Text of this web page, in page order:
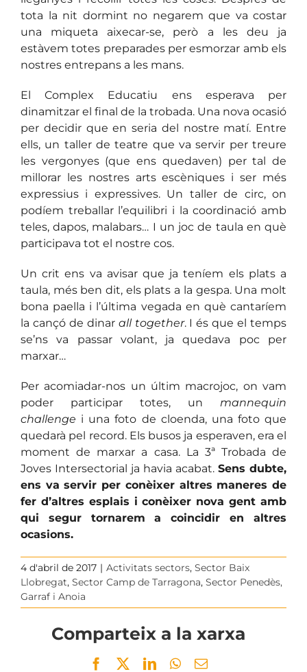
tota la nit dormint no negarem que va costar
una miqueta aixecar-se, però a les deu ja
estàvem totes preparades per esmorzar amb els
nostres entrepans a les mans.
El Complex Educatiu ens esperava per
dinamitzar el final de la trobada. Una nova ocasió
per decidir que en seria del nostre matí. Entre
ells, un taller de teatre que va servir per treure
les vergonyes (que ens quedaven) per tal de
millorar les nostres arts escèniques i ser més
expressius i expressives. Un taller de circ, on
podíem treballar l’equilibri i la coordinació amb
teles, dapos, malabars… I un joc de taula en què
participava tot el nostre cos.
Un crit ens va avisar que ja teníem els plats a
taula, més ben dit, els plats a la gespa. Una molt
bona paella i l’última vegada en què cantaríem
la cançó de dinar all together. I és que el temps
se’ns va passar volant, ja quedava poc per
marxar…
Per acomiadar-nos un últim macrojoc, on vam
poder participar totes, un mannequin
challenge i una foto de cloenda, una foto que
quedarà pel record. Els busos ja esperaven, era el
moment de marxar a casa. La 3ª Trobada de
Joves Intersectorial ja havia acabat. Sens dubte,
ens va servir per conèixer altres maneres de
fer d’altres esplais i conèixer nova gent amb
qui segur tornarem a coincidir en altres
ocasions.
4 d'abril de 2017 | Activitats sectors, Sector Baix
Llobregat, Sector Camp de Tarragona, Sector Penedès,
Garraf i Anoia
Comparteix a la xarxa
Facebook
TwitterLinkedInWhatsApp
Email